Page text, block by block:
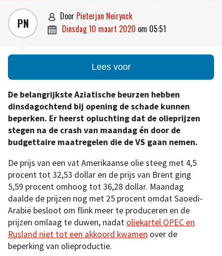
PN  door Pieterjan Neirynck
 dinsdag 10 maart 2020 om 05:51
Lees voor
De belangrijkste Aziatische beurzen hebben
dinsdagochtend bij opening de schade kunnen
beperken. Er heerst opluchting dat de olieprijzen
stegen na de crash van maandag én door de
budgettaire maatregelen die de VS gaan nemen.
De prijs van een vat Amerikaanse olie steeg met 4,5
procent tot 32,53 dollar en de prijs van Brent ging
5,59 procent omhoog tot 36,28 dollar. Maandag
daalde de prijzen nog met 25 procent omdat Saoedi-
Arabië besloot om flink meer te produceren en de
prijzen omlaag te duwen, nadat oliekartel OPEC en
Rusland niet tot een akkoord kwamen over de
beperking van olieproductie.